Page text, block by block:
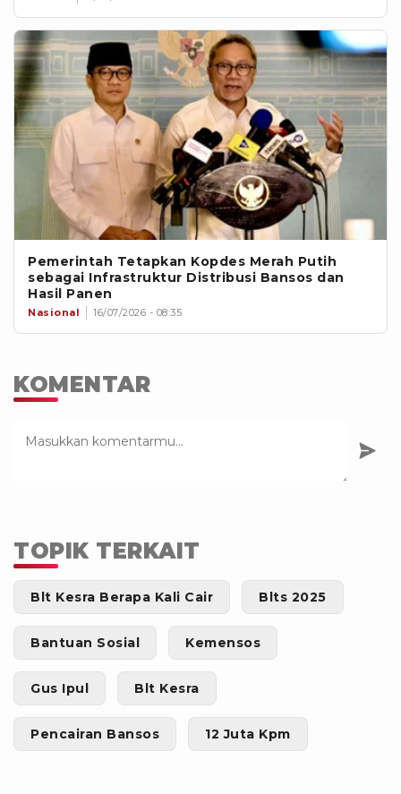
Pemerintah Tetapkan Kopdes Merah Putih
sebagai Infrastruktur Distribusi Bansos dan
Hasil Panen
Nasional 16/07/2026 - 08:35
KOMENTAR
TOPIK TERKAIT
Blt Kesra Berapa Kali Cair Blts 2025
Bantuan Sosial Kemensos
Gus Ipul Blt Kesra
Pencairan Bansos 12 Juta Kpm